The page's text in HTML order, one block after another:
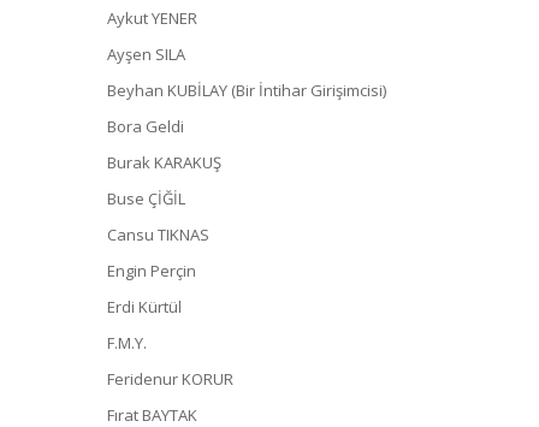
Aykut YENER
Ayşen SILA
Beyhan KUBİLAY (Bir İntihar Girişimcisi)
Bora Geldi
Burak KARAKUŞ
Buse ÇİĞİL
Cansu TIKNAS
Engin Perçin
Erdi Kürtül
F.M.Y.
Feridenur KORUR
Fırat BAYTAK